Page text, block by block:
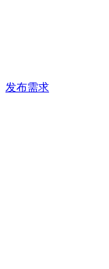
发布需求